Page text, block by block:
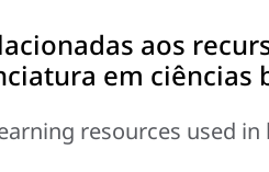
aos
em ciências
resources used